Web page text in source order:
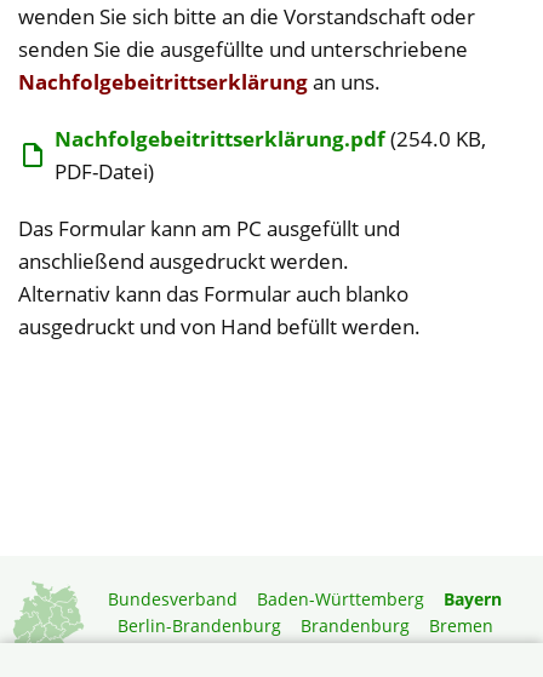
wenden Sie sich bitte an die Vorstandschaft oder
senden Sie die ausgefüllte und unterschriebene
Nachfolgebeitrittserklärungan uns.
Nachfolgebeitrittserklärung.pdf(254.0 KB,
PDF-Datei)
Das Formular kann am PC ausgefüllt und
anschließend ausgedruckt werden.
Alternativ kann das Formular auch blanko
ausgedruckt und von Hand befüllt werden.
Bundesverband Baden-Württemberg
Bayern
Berlin-Brandenburg
Brandenburg
Bremen